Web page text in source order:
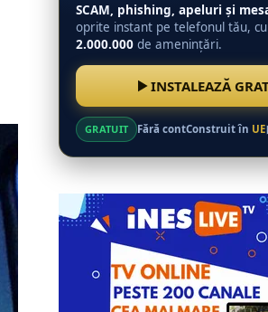
SCAM, phishing, apeluri și
oprite instant pe telefonul tău,
2.000.000 de amenințări.
INSTALEAZĂ
GRATUIT Fără contConstruit în UE